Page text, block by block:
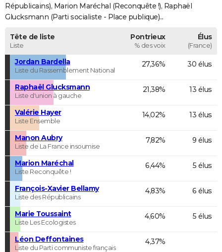
FORUM
Républicains), Marion Maréchal (Reconquête !), Raphaël
Glucksmann (Parti socialiste - Place publique)...
Tête de liste
Liste
Pontrieux
% des voix
Élus
(France)
Jordan Bardella
Liste du Rassemblement National
27,36% 30 élus
Raphaël Glucksmann
Liste d'union à gauche
21,38% 13 élus
Valérie Hayer
Liste Ensemble
14,02% 13 élus
Manon Aubry
Liste de La France insoumise
7,82% 9 élus
Marion Maréchal
Liste Reconquête !
6,44% 5 élus
François-Xavier Bellamy
Liste des Républicains
4,83% 6 élus
Marie Toussaint
Liste Les Ecologistes
4,60% 5 élus
Léon Deffontaines
Liste du Parti communiste français
4,37%